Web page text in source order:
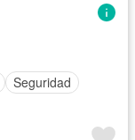
Seguridad